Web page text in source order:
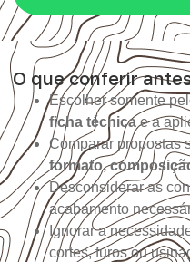
O que conferir
Escolher somente
ficha técnicae a
Comparar propostas
formato,
Desconsiderar as
acabamento
Ignorar a
cortes, furos ou